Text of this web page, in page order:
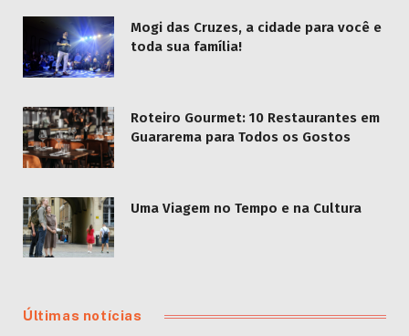
Mogi das Cruzes, a cidade para você e
toda sua família!
Roteiro Gourmet: 10 Restaurantes em
Guararema para Todos os Gostos
Uma Viagem no Tempo e na Cultura
Últimas notícias